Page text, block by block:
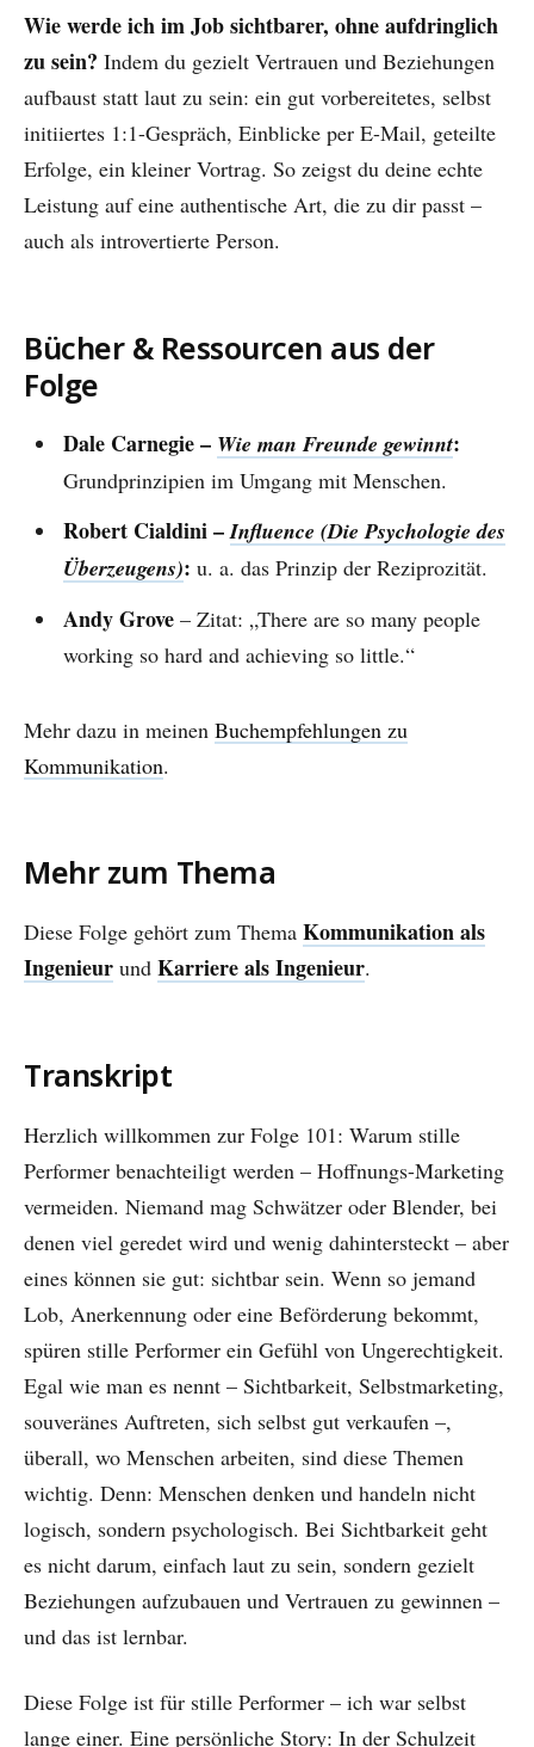
Wie werde ich im Job sichtbarer, ohne aufdringlich
zu sein? Indem du gezielt Vertrauen und Beziehungen
aufbaust statt laut zu sein: ein gut vorbereitetes, selbst
initiiertes 1:1-Gespräch, Einblicke per E-Mail, geteilte
Erfolge, ein kleiner Vortrag. So zeigst du deine echte
Leistung auf eine authentische Art, die zu dir passt –
auch als introvertierte Person.
Bücher & Ressourcen aus der
Folge
Dale Carnegie – Wie man Freunde gewinnt:
Grundprinzipien im Umgang mit Menschen.
Robert Cialdini –Influence (Die Psychologie des
Überzeugens): u. a. das Prinzip der Reziprozität.
Andy Grove– Zitat: „There are so many people
working so hard and achieving so little.“
Mehr dazu in meinen Buchempfehlungen zu
Kommunikation.
Mehr zum Thema
Diese Folge gehört zum Thema Kommunikation als
Ingenieur und Karriere als Ingenieur.
Transkript
Herzlich willkommen zur Folge 101: Warum stille
Performer benachteiligt werden – Hoffnungs-Marketing
vermeiden. Niemand mag Schwätzer oder Blender, bei
denen viel geredet wird und wenig dahintersteckt – aber
eines können sie gut: sichtbar sein. Wenn so jemand
Lob, Anerkennung oder eine Beförderung bekommt,
spüren stille Performer ein Gefühl von Ungerechtigkeit.
Egal wie man es nennt – Sichtbarkeit, Selbstmarketing,
souveränes Auftreten, sich selbst gut verkaufen –,
überall, wo Menschen arbeiten, sind diese Themen
wichtig. Denn: Menschen denken und handeln nicht
logisch, sondern psychologisch. Bei Sichtbarkeit geht
es nicht darum, einfach laut zu sein, sondern gezielt
Beziehungen aufzubauen und Vertrauen zu gewinnen –
und das ist lernbar.
Diese Folge ist für stille Performer – ich war selbst
lange einer. Eine persönliche Story: In der Schulzeit